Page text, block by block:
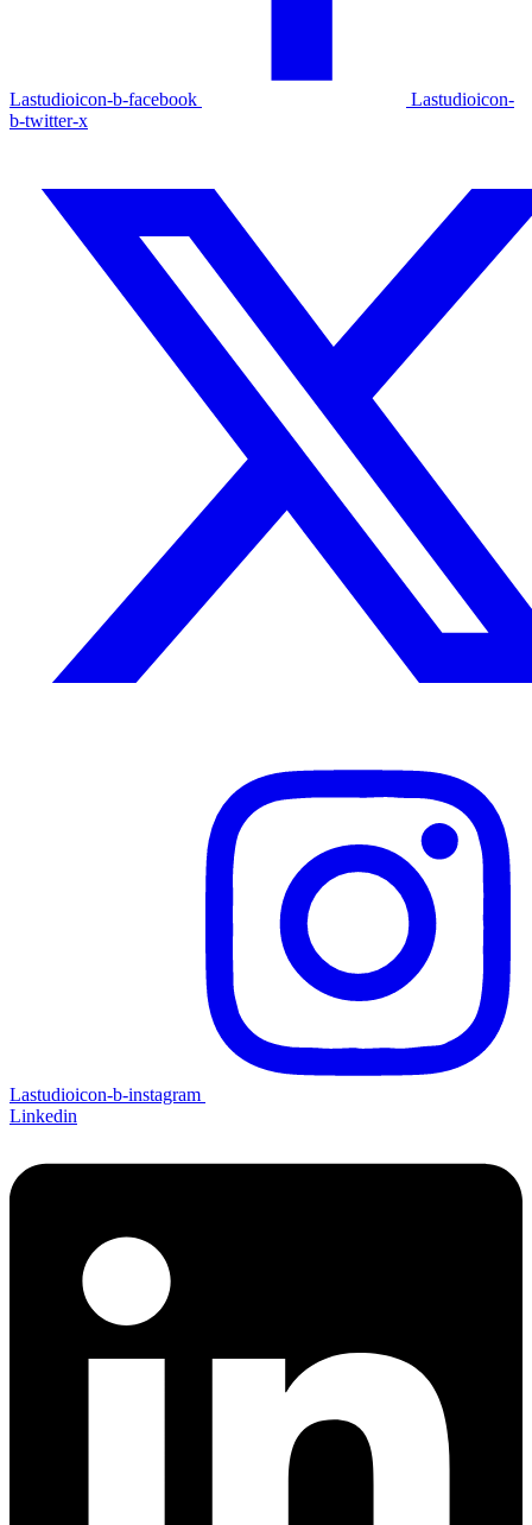
Lastudioicon-b-facebook
Lastudioicon-
b-twitter-x
Lastudioicon-b-instagram
Linkedin